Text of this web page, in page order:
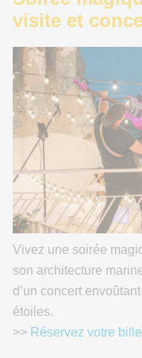
visite et
Vivez une soirée
son architecture
d’un concert
étoiles.
>> Réservez votre